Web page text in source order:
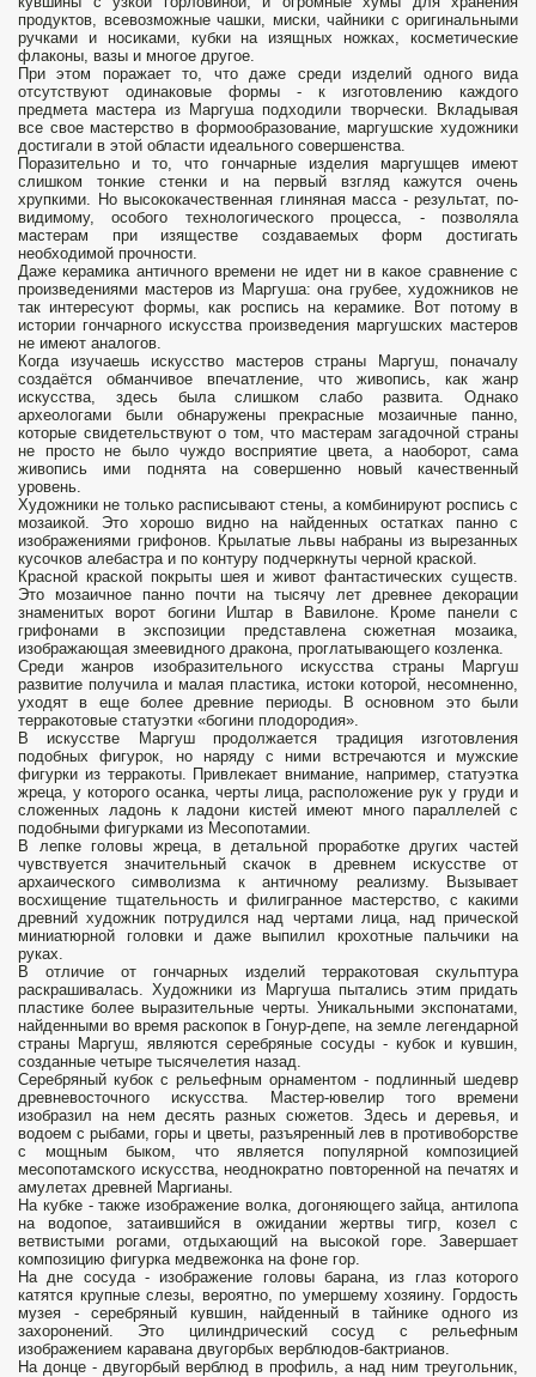
продуктов, всевозможные чашки, миски, чайники с оригинальными
ручками и носиками, кубки на изящных ножках, косметические
флаконы, вазы и многое другое.
При этом поражает то, что даже среди изделий одного вида
отсутствуют одинаковые формы - к изготовлению каждого
предмета мастера из Маргуша подходили творчески. Вкладывая
все свое мастерство в формообразование, маргушские художники
достигали в этой области идеального совершенства.
Поразительно и то, что гончарные изделия маргушцев имеют
слишком тонкие стенки и на первый взгляд кажутся очень
хрупкими. Но высококачественная глиняная масса - результат, по-
видимому, особого технологического процесса, - позволяла
мастерам при изяществе создаваемых форм достигать
необходимой прочности.
Даже керамика античного времени не идет ни в какое сравнение с
произведениями мастеров из Маргуша: она грубее, художников не
так интересуют формы, как роспись на керамике. Вот потому в
истории гончарного искусства произведения маргушских мастеров
не имеют аналогов.
Когда изучаешь искусство мастеров страны Маргуш, поначалу
создаётся обманчивое впечатление, что живопись, как жанр
искусства, здесь была слишком слабо развита. Однако
археологами были обнаружены прекрасные мозаичные панно,
которые свидетельствуют о том, что мастерам загадочной страны
не просто не было чуждо восприятие цвета, а наоборот, сама
живопись ими поднята на совершенно новый качественный
уровень.
Художники не только расписывают стены, а комбинируют роспись с
мозаикой. Это хорошо видно на найденных остатках панно с
изображениями грифонов. Крылатые львы набраны из вырезанных
кусочков алебастра и по контуру подчеркнуты черной краской.
Красной краской покрыты шея и живот фантастических существ.
Это мозаичное панно почти на тысячу лет древнее декорации
знаменитых ворот богини Иштар в Вавилоне. Кроме панели с
грифонами в экспозиции представлена сюжетная мозаика,
изображающая змеевидного дракона, проглатывающего козленка.
Среди жанров изобразительного искусства страны Маргуш
развитие получила и малая пластика, истоки которой, несомненно,
уходят в еще более древние периоды. В основном это были
терракотовые статуэтки «богини плодородия».
В искусстве Маргуш продолжается традиция изготовления
подобных фигурок, но наряду с ними встречаются и мужские
фигурки из терракоты. Привлекает внимание, например, статуэтка
жреца, у которого осанка, черты лица, расположение рук у груди и
сложенных ладонь к ладони кистей имеют много параллелей с
подобными фигурками из Месопотамии.
В лепке головы жреца, в детальной проработке других частей
чувствуется значительный скачок в древнем искусстве от
архаического символизма к античному реализму. Вызывает
восхищение тщательность и филигранное мастерство, с какими
древний художник потрудился над чертами лица, над прической
миниатюрной головки и даже выпилил крохотные пальчики на
руках.
В отличие от гончарных изделий терракотовая скульптура
раскрашивалась. Художники из Маргуша пытались этим придать
пластике более выразительные черты. Уникальными экспонатами,
найденными во время раскопок в Гонур-депе, на земле легендарной
страны Маргуш, являются серебряные сосуды - кубок и кувшин,
созданные четыре тысячелетия назад.
Серебряный кубок с рельефным орнаментом - подлинный шедевр
древневосточного искусства. Мастер-ювелир того времени
изобразил на нем десять разных сюжетов. Здесь и деревья, и
водоем с рыбами, горы и цветы, разъяренный лев в противоборстве
с мощным быком, что является популярной композицией
месопотамского искусства, неоднократно повторенной на печатях и
амулетах древней Маргианы.
На кубке - также изображение волка, догоняющего зайца, антилопа
на водопое, затаившийся в ожидании жертвы тигр, козел с
ветвистыми рогами, отдыхающий на высокой горе. Завершает
композицию фигурка медвежонка на фоне гор.
На дне сосуда - изображение головы барана, из глаз которого
катятся крупные слезы, вероятно, по умершему хозяину. Гордость
музея - серебряный кувшин, найденный в тайнике одного из
захоронений. Это цилиндрический сосуд с рельефным
изображением каравана двугорбых верблюдов-бактрианов.
На донце - двугорбый верблюд в профиль, а над ним треугольник,